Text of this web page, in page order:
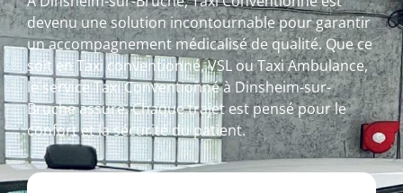
devenu une solution incontournable pour garantir
un accompagnement médicalisé de qualité. Que ce
soit en Taxi conventionné, VSL ou Taxi Ambulance,
le service Taxi Conventionné à Dinsheim-sur-
Bruche assure. Chaque trajet est pensé pour le
confort et la sécurité du patient.